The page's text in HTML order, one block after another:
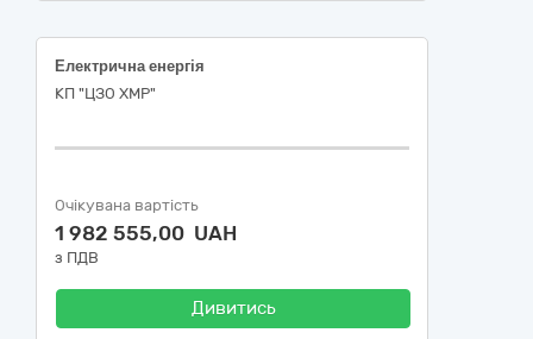
Електрична енергія
КП "ЦЗО ХМР"
Очікувана вартість
1 982 555,00 UAH
з ПДВ
Дивитись